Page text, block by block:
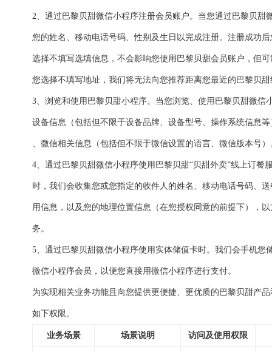
2、通过巴黎贝甜微信小程序注册会员账户。当您通过巴黎贝甜
您的姓名、移动电话号码、性别及生日以完成注册。注册成功
选择不填写选填信息，不会影响您使用巴黎贝甜会员账户，但
您选择不填写地址，我们将无法向您推荐距离您最近的巴黎贝
3、浏览和使用巴黎贝甜小程序。当您浏览、使用巴黎贝甜微信
设备信息（包括但不限于设备品牌、设备型号、操作系统信息等
、微信相关信息（包括但不限于微信设置的语言、微信版本号）
4、通过巴黎贝甜微信小程序使用巴黎贝甜“贝甜外卖”线上订餐
时，我们会收集您或您指定的收件人的姓名、移动电话号码、
用信息，以及您的地理位置信息（在您授权同意的前提下），
务。
5、通过巴黎贝甜微信小程序使用实体储值卡时。我们会手机您
微信小程序会员，以便您直接用微信小程序进行支付。
为实现相关业务功能且向您提供更便捷、更优质的巴黎贝甜产
如下权限。
业务场景 场景说明 访问及使用权限